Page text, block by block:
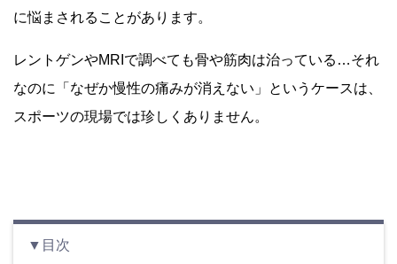
に悩まされることがあります。
レントゲンやMRIで調べても骨や筋肉は治っている…それ
なのに「なぜか慢性の痛みが消えない」というケースは、
スポーツの現場では珍しくありません。
▼目次